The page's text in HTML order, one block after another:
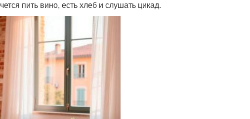
пить вино, есть хлеб и слушать цикад.